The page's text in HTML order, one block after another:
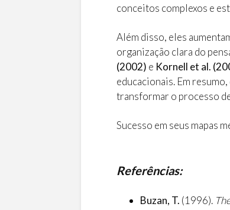
conceitos complexos e
Além disso, eles
organização clara do
(2002) e Kornell et al.
educacionais. Em
transformar o processo
Sucesso em seus mapas
Referências:
Buzan, T. (1996).